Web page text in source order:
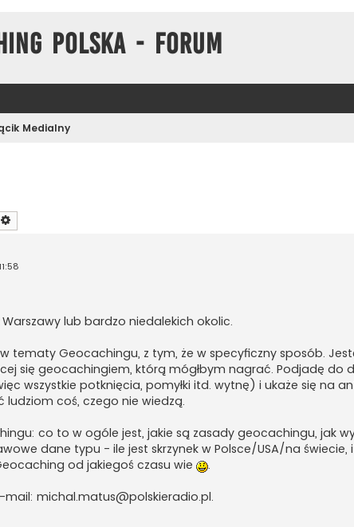
Polska - Forum
Medialny
lub bardzo niedalekich okolic.
tematy Geocachingu, z tym, że w specyficzny sposób.
się geocachingiem, którą mógłbym nagrać. Podjadę do
wszystkie potknięcia, pomyłki itd. wytnę) i ukaże się na
coś, czego nie wiedzą.
co to w ogóle jest, jakie są zasady geocachingu, jak
dane typu - ile jest skrzynek w Polsce/USA/na świecie,
od jakiegoś czasu wie
.
mail: michal.matus@polskieradio.pl.